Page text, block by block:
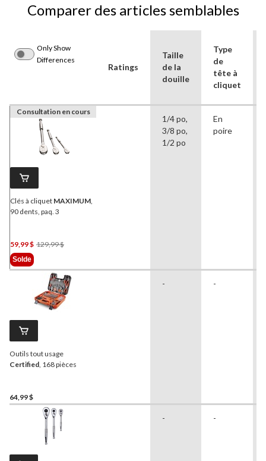
Comparer des articles semblables
Only Show
Differences
Ratings
Taille
de la
douille
Type
de
tête à
cliquet
Consultation en cours
Clés à cliquet MAXIMUM,
90 dents, paq. 3
59,99 $ 129,99 $Prix
129,99 $
Solde
1/4 po,
3/8 po,
1/2 po
En
poire
Outils tout usage
Certified, 168 pièces
64,99 $
- -
- -